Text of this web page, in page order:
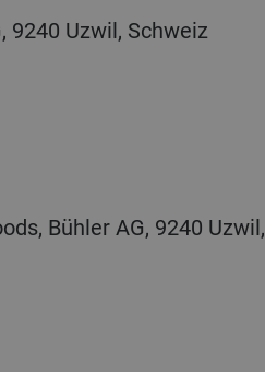
9240 Uzwil, Schweiz
Bühler AG, 9240 Uzwil,